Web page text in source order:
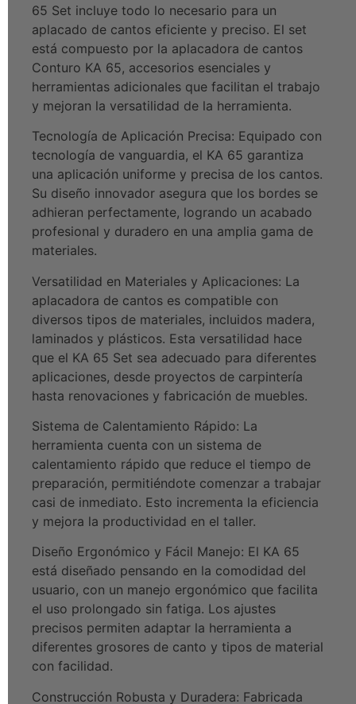
65 Set incluye todo lo necesario para un
aplacado de cantos eficiente y preciso. El set
está compuesto por la aplacadora de cantos
Conturo KA 65, accesorios esenciales y
herramientas adicionales que facilitan el trabajo
y mejoran la versatilidad de la herramienta.
Tecnología de Aplicación Precisa: Equipado con
tecnología de vanguardia, el KA 65 garantiza
una aplicación uniforme y precisa de los cantos.
Su diseño innovador asegura que los bordes se
adhieran perfectamente, logrando un acabado
profesional y duradero en una amplia gama de
materiales.
Versatilidad en Materiales y Aplicaciones: La
aplacadora de cantos es compatible con
diversos tipos de materiales, incluidos madera,
laminados y plásticos. Esta versatilidad hace
que el KA 65 Set sea adecuado para diferentes
aplicaciones, desde proyectos de carpintería
hasta renovaciones y fabricación de muebles.
Sistema de Calentamiento Rápido: La
herramienta cuenta con un sistema de
calentamiento rápido que reduce el tiempo de
preparación, permitiéndote comenzar a trabajar
casi de inmediato. Esto incrementa la eficiencia
y mejora la productividad en el taller.
Diseño Ergonómico y Fácil Manejo: El KA 65
está diseñado pensando en la comodidad del
usuario, con un manejo ergonómico que facilita
el uso prolongado sin fatiga. Los ajustes
precisos permiten adaptar la herramienta a
diferentes grosores de canto y tipos de material
con facilidad.
Construcción Robusta y Duradera: Fabricada